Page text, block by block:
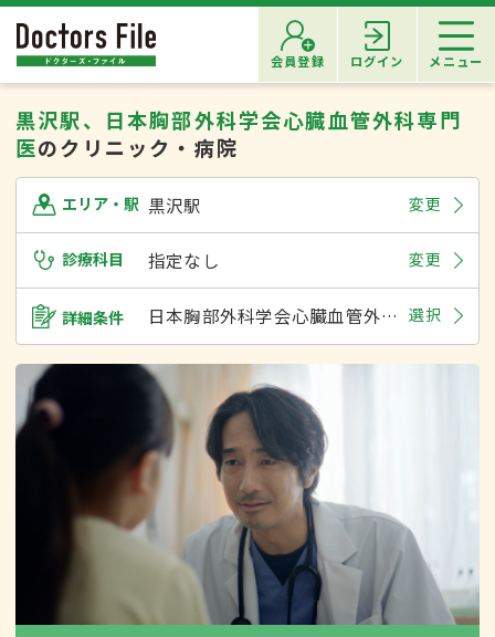
会員登録 ログイン メニュー
黒沢駅、日本胸部外科学会心臓血管外科専門
医のクリニック・病院
エリア・駅 黒沢駅 変更
診療科目 指定なし 変更
詳細条件 日本胸部外科学会心臓血管外科専門医 選択